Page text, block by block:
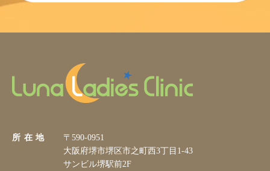
所 在 地
〒590-0951
大阪府堺市堺区市之町西3丁目1-43
サンビル堺駅前2F